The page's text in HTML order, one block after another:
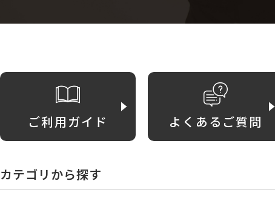
ご利用ガイド よくあるご質問
カテゴリから探す